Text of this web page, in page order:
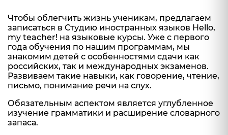
Чтобы облегчить жизнь ученикам, предлагаем
записаться в Студию иностранных языков Hello,
my teacher! на языковые курсы. Уже с первого
года обучения по нашим программам, мы
знакомим детей с особенностями сдачи как
российских, так и международных экзаменов.
Развиваем такие навыки, как говорение, чтение,
письмо, понимание речи на слух.
Обязательным аспектом является углубленное
изучение грамматики и расширение словарного
запаса.